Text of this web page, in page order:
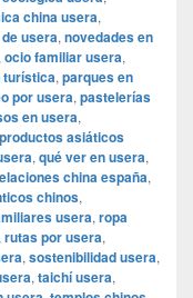
china usera,
usera, novedades en
ocio familiar usera,
turística, parques en
por usera, pastelerías
en usera,
productos asiáticos
, qué ver en usera,
china españa,
chinos,
usera, ropa
rutas por usera,
, sostenibilidad usera,
, taichí usera,